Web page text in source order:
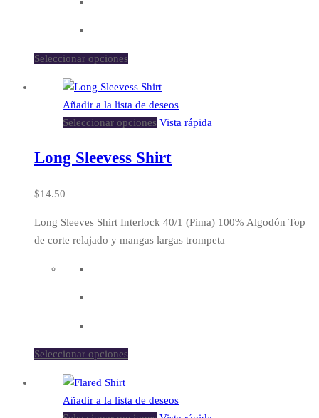
Seleccionar opciones
Añadir a la lista de deseos
Seleccionar opciones Vista rápida
Long Sleevess Shirt
$14.50
Long Sleeves Shirt Interlock 40/1 (Pima) 100% Algodón Top
de corte relajado y mangas largas trompeta
Seleccionar opciones
Añadir a la lista de deseos